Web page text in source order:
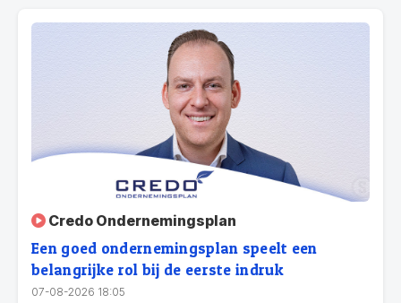
Credo Ondernemingsplan
Een goed ondernemingsplan speelt een
belangrijke rol bij de eerste indruk
07-08-2026 18:05